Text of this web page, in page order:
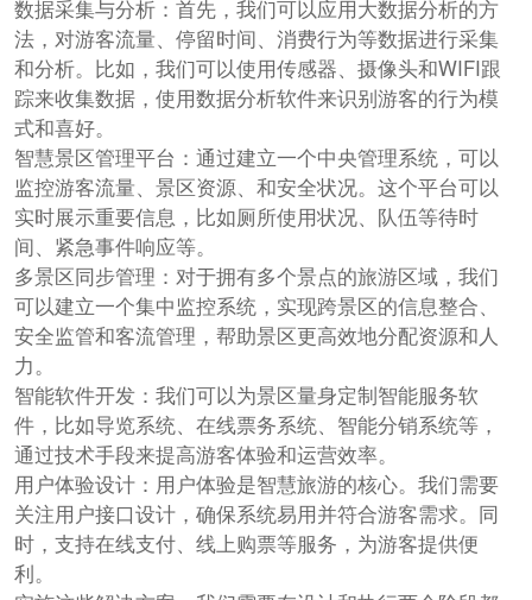
数据采集与分析：首先，我们可以应用大数据分析的方
法，对游客流量、停留时间、消费行为等数据进行采集
和分析。比如，我们可以使用传感器、摄像头和WIFI跟
踪来收集数据，使用数据分析软件来识别游客的行为模
式和喜好。
智慧景区管理平台：通过建立一个中央管理系统，可以
监控游客流量、景区资源、和安全状况。这个平台可以
实时展示重要信息，比如厕所使用状况、队伍等待时
间、紧急事件响应等。
多景区同步管理：对于拥有多个景点的旅游区域，我们
可以建立一个集中监控系统，实现跨景区的信息整合、
安全监管和客流管理，帮助景区更高效地分配资源和人
力。
智能软件开发：我们可以为景区量身定制智能服务软
件，比如导览系统、在线票务系统、智能分销系统等，
通过技术手段来提高游客体验和运营效率。
用户体验设计：用户体验是智慧旅游的核心。我们需要
关注用户接口设计，确保系统易用并符合游客需求。同
时，支持在线支付、线上购票等服务，为游客提供便
利。